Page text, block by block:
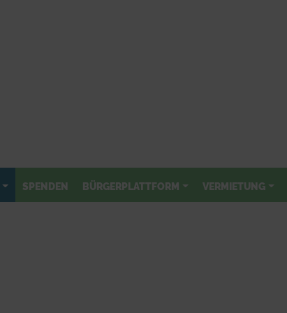
SPENDEN BÜRGERPLATTFORM VERMIETUNG